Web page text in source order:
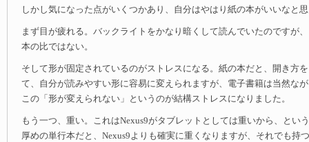
しかし気になった点がいくつかあり、自分はやはり紙の本がいいなと
まず目が疲れる。バックライトをかなり暗くして読んでいたのですが
本の比ではない。
そして形が固定されているのがストレスになる。紙の本だと、開き方
て、自分が読みやすい形に容易に変えられますが、電子書籍は当然な
この「形が変えられない」というのが結構ストレスになりました。
もう一つ、重い。これはNexus9がタブレットとしては重いから、とい
厚めの単行本だと、Nexus9よりも確実に重くなりますが、それでも持